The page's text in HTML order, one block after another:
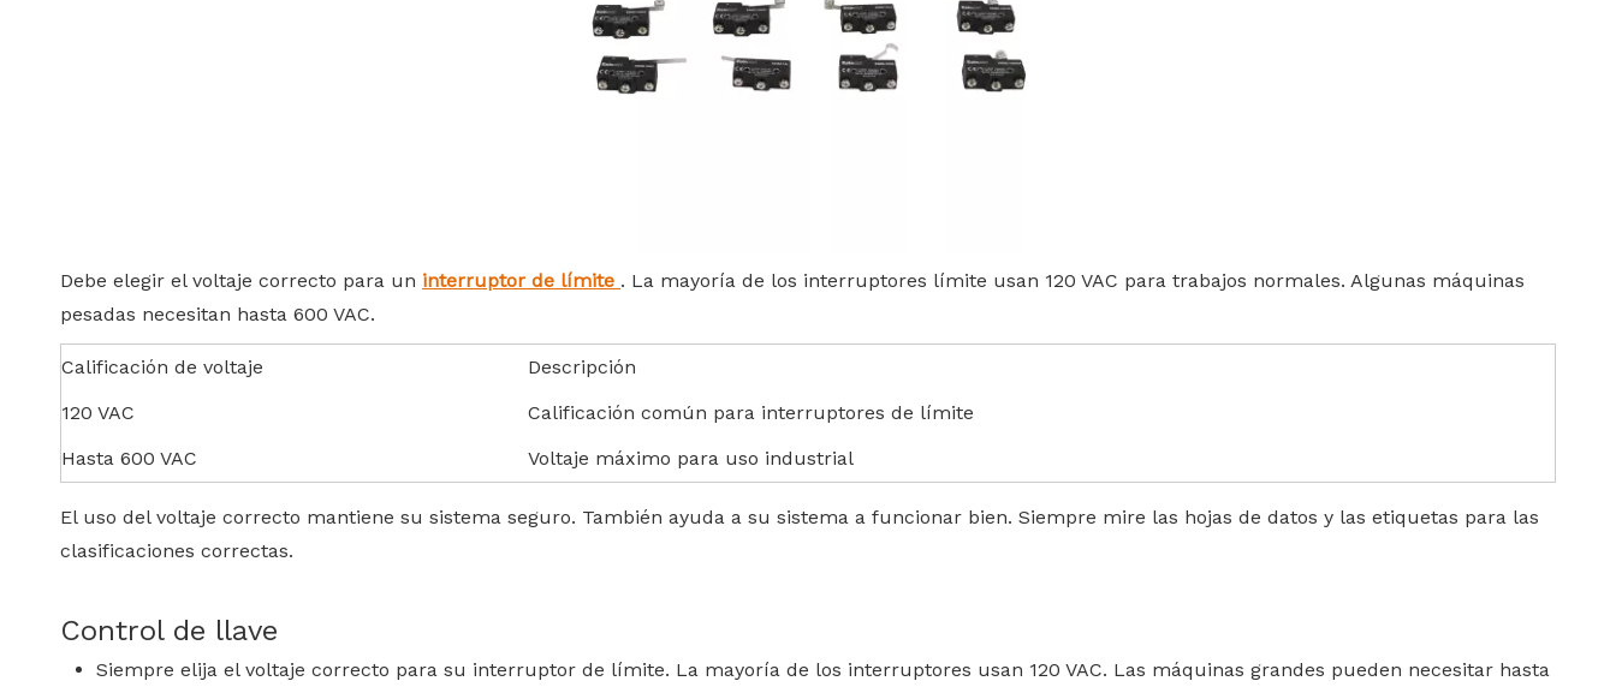
Debe elegir el voltaje correcto para un interruptor de límite . La mayoría de los interruptores límite usan 120 VAC para trabajos normales. Algunas máquinas
pesadas necesitan hasta 600 VAC.
Calificación de voltaje
Descripción
120 VAC
Calificación común para interruptores de límite
Hasta 600 VAC
Voltaje máximo para uso industrial
El uso del voltaje correcto mantiene su sistema seguro. También ayuda a su sistema a funcionar bien. Siempre mire las hojas de datos y las etiquetas para las
clasificaciones correctas.
Control de llave
Siempre elija el voltaje correcto para su interruptor de límite. La mayoría de los interruptores usan 120 VAC. Las máquinas grandes pueden necesitar hasta